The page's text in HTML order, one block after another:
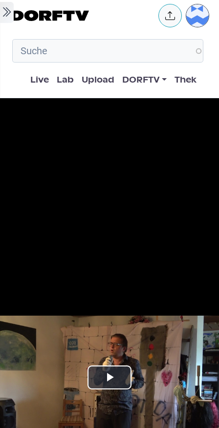
Skip to main content User
Hauptnavigation
Live Lab Upload DORFTV Thek
Play
Video